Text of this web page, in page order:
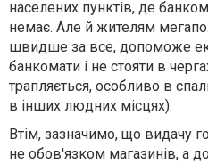
населених пунктів, де
немає. Але й жителям
швидше за все, допоможе
банкомати і не стояти в
трапляється, особливо в
в інших людних місцях).
Втім, зазначимо, що видачу
не обов'язком магазинів, а